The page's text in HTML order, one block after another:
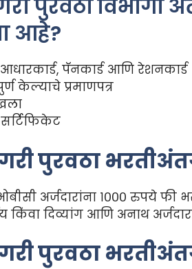
पुरवठा विभागा
आहे?
पॅनकार्ड आणि रेशनकार्ड
केल्याचे प्रमाणपत्र
पुरवठा
अर्जदारांना १००० रुपये फी
किंवा दिव्यांग आणि अनाथ
पुरवठा